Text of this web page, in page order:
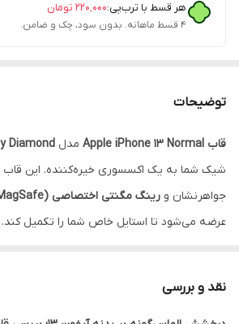
هر قسط با ترب‌پی:۲۲۰٬۰۰۰ تومان
۴ قسط ماهانه. بدون سود، چک و ضامن.
توضیحات
قاب Apple iPhone 13 Normal مدل Diamond
شیک شما به یک اکسسوری خیره‌کننده. این قاب
جواهرنشان و رینگ مگنتی اختصاصی (MagSafe)
نقد و بررسی